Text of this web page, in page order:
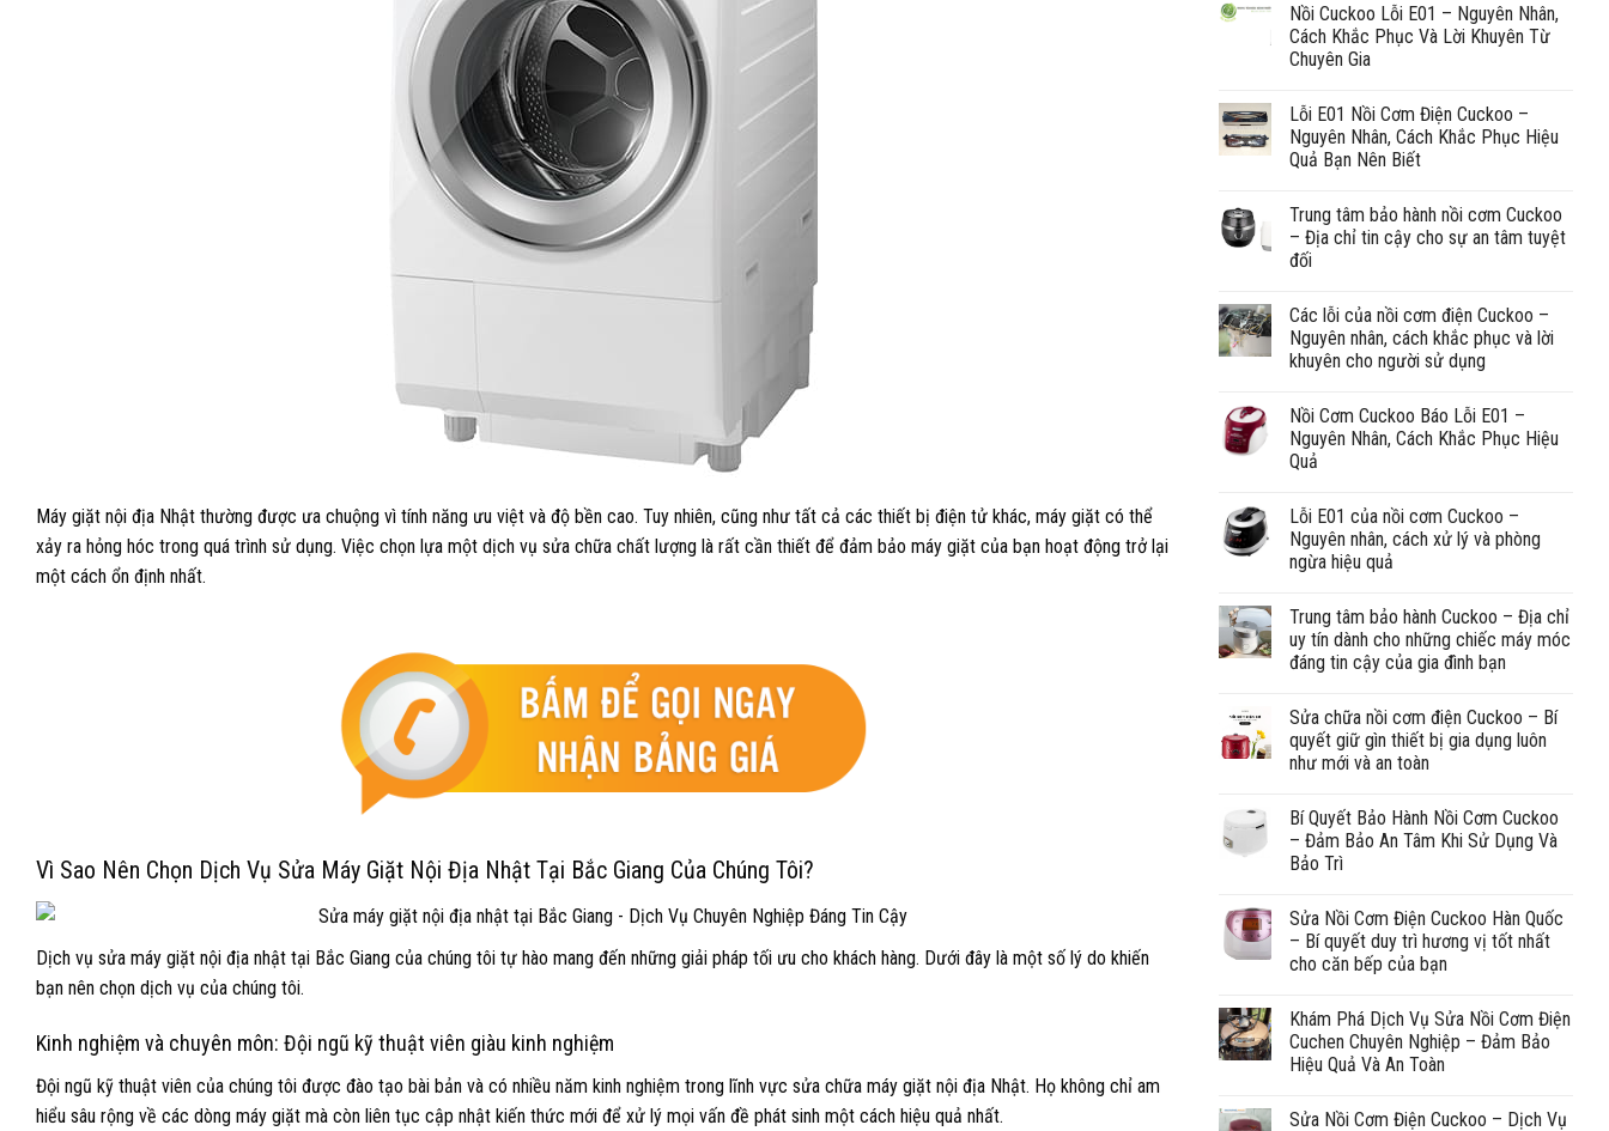
Máy giặt nội địa Nhật thường được ưa chuộng vì tính năng ưu việt và độ bền cao. Tuy nhiên, cũng như tất cả các thiết bị điện tử khác, máy giặt có thể
xảy ra hỏng hóc trong quá trình sử dụng. Việc chọn lựa một dịch vụ sửa chữa chất lượng là rất cần thiết để đảm bảo máy giặt của bạn hoạt động trở lại
một cách ổn định nhất.
Vì Sao Nên Chọn Dịch Vụ Sửa Máy Giặt Nội Địa Nhật Tại Bắc Giang Của Chúng Tôi?
Dịch vụ sửa máy giặt nội địa nhật tại Bắc Giang của chúng tôi tự hào mang đến những giải pháp tối ưu cho khách hàng. Dưới đây là một số lý do khiến
bạn nên chọn dịch vụ của chúng tôi.
Kinh nghiệm và chuyên môn: Đội ngũ kỹ thuật viên giàu kinh nghiệm
Đội ngũ kỹ thuật viên của chúng tôi được đào tạo bài bản và có nhiều năm kinh nghiệm trong lĩnh vực sửa chữa máy giặt nội địa Nhật. Họ không chỉ am
hiểu sâu rộng về các dòng máy giặt mà còn liên tục cập nhật kiến thức mới để xử lý mọi vấn đề phát sinh một cách hiệu quả nhất.
Nồi Cuckoo Lỗi E01 – Nguyên Nhân,
Cách Khắc Phục Và Lời Khuyên Từ
Chuyên Gia
Lỗi E01 Nồi Cơm Điện Cuckoo –
Nguyên Nhân, Cách Khắc Phục Hiệu
Quả Bạn Nên Biết
Trung tâm bảo hành nồi cơm Cuckoo
– Địa chỉ tin cậy cho sự an tâm tuyệt
đối
Các lỗi của nồi cơm điện Cuckoo –
Nguyên nhân, cách khắc phục và lời
khuyên cho người sử dụng
Nồi Cơm Cuckoo Báo Lỗi E01 –
Nguyên Nhân, Cách Khắc Phục Hiệu
Quả
Lỗi E01 của nồi cơm Cuckoo –
Nguyên nhân, cách xử lý và phòng
ngừa hiệu quả
Trung tâm bảo hành Cuckoo – Địa chỉ
uy tín dành cho những chiếc máy móc
đáng tin cậy của gia đình bạn
Sửa chữa nồi cơm điện Cuckoo – Bí
quyết giữ gìn thiết bị gia dụng luôn
như mới và an toàn
Bí Quyết Bảo Hành Nồi Cơm Cuckoo
– Đảm Bảo An Tâm Khi Sử Dụng Và
Bảo Trì
Sửa Nồi Cơm Điện Cuckoo Hàn Quốc
– Bí quyết duy trì hương vị tốt nhất
cho căn bếp của bạn
Khám Phá Dịch Vụ Sửa Nồi Cơm Điện
Cuchen Chuyên Nghiệp – Đảm Bảo
Hiệu Quả Và An Toàn
Sửa Nồi Cơm Điện Cuckoo – Dịch Vụ